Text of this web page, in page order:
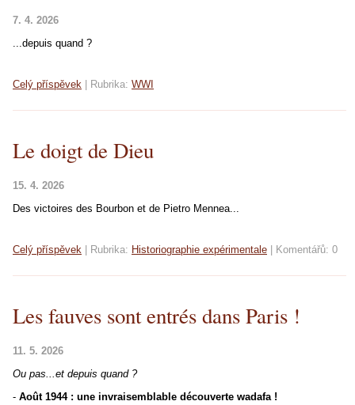
7. 4. 2026
...depuis quand ?
Celý příspěvek Rubrika: WWI
Le doigt de Dieu
15. 4. 2026
Des victoires des Bourbon et de Pietro Mennea...
Celý příspěvek Rubrika: Historiographie expérimentale Komentářů: 0
Les fauves sont entrés dans Paris !
11. 5. 2026
Ou pas...et depuis quand ?
- Août 1944 : une invraisemblable découverte wadafa !